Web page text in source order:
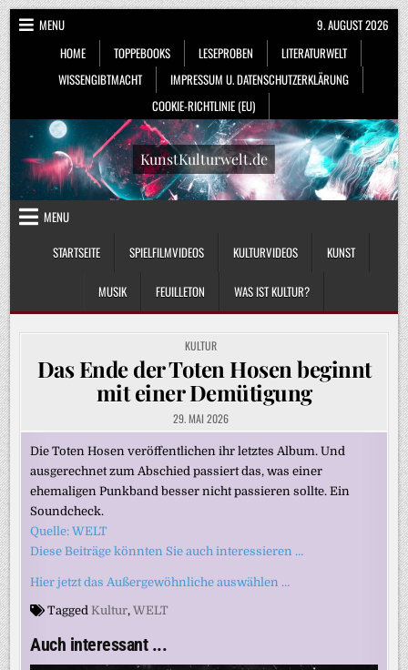
Skip
to
content
MENU
HOME
TOPPEBOOKS LESEPROBEN
LITERATURWELT
WISSENGIBTMACHT
IMPRESSUM U. DATENSCHUTZERKLÄRUNG
COOKIE-RICHTLINIE (EU)
9. AUGUST 2026
KunstKulturwelt.de
MENU
STARTSEITE
SPIELFILMVIDEOS KULTURVIDEOS KUNST
MUSIK FEUILLETON WAS IST KULTUR?
POSTED
IN
KULTUR
Das Ende der Toten Hosen beginnt
mit einer Demütigung
29. MAI 2026
Die Toten Hosen veröffentlichen ihr letztes Album. Und
ausgerechnet zum Abschied passiert das, was einer
ehemaligen Punkband besser nicht passieren sollte. Ein
Soundcheck.
Quelle: WELT
Diese Beiträge könnten Sie auch interessieren …
Hier jetzt das Außergewöhnliche auswählen …
Tagged Kultur,WELT
Auch interessant ...